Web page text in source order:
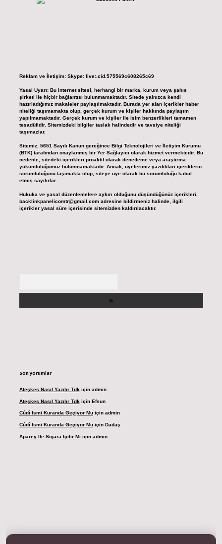
Reklam ve İletişim: Skype: live:.cid.575569c608265c69
Yasal Uyarı: Bu internet sitesi, herhangi bir marka, kurum veya şahıs
şirketi ile hiçbir bağlantısı bulunmamaktadır. Sitede yalnızca kendi
hazırladığımız makaleler paylaşılmaktadır. Burada yer alan içerikler haber
niteliği taşımamakta olup, gerçek kurum ve kişiler hakkında paylaşım
yapılmamaktadır. Gerçek kurum ve kişiler ile isim benzerlikleri tamamen
tesadüfidir. Sitemizdeki bilgiler taslak halindedir ve tavsiye niteliği
taşımazlar.
Sitemiz, 5651 Sayılı Kanun gereğince Bilgi Teknolojileri ve İletişim Kurumu
(BTK) tarafından onaylanmış bir Yer Sağlayıcı olarak hizmet vermektedir. Bu
nedenle, sitedeki içerikleri proaktif olarak denetleme veya araştırma
yükümlülüğümüz bulunmamaktadır. Ancak, üyelerimiz yazdıkları içeriklerin
sorumluluğunu taşımakta olup, siteye üye olarak bu sorumluluğu kabul
etmiş sayılırlar.
Hukuka ve yasal düzenlemelere aykırı olduğunu düşündüğünüz içerikleri,
backlinkpanelicomtr@gmail.comadresine bildirmeniz halinde, ilgili
içerikler yasal süre içerisinde sitemizden kaldırılacaktır.
Son yorumlar
Ateşkes Nasıl Yazılır Tdk için admin
Ateşkes Nasıl Yazılır Tdk için Efsun
Cûdî Ismi Kuranda Geçiyor Muiçin admin
Cûdî Ismi Kuranda Geçiyor Muiçin Dadaş
Aparey Ile Sigara Içilir Mi için admin